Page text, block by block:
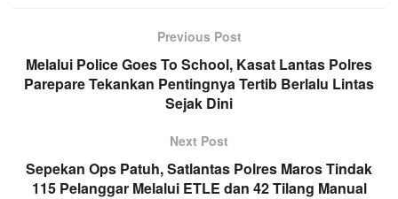
Previous Post
Melalui Police Goes To School, Kasat Lantas Polres
Parepare Tekankan Pentingnya Tertib Berlalu Lintas
Sejak Dini
Next Post
Sepekan Ops Patuh, Satlantas Polres Maros Tindak
115 Pelanggar Melalui ETLE dan 42 Tilang Manual